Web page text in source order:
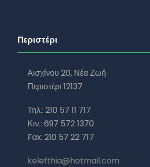
Περιστέρι
Αισχίνου 20, Νέα Ζωή
Περιστέρι 12137
Τηλ.: 210 57 11 717
Κιν.: 697 572 1370
Fax: 210 57 22 717
kelefthia@hotmail.com